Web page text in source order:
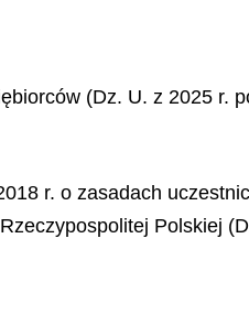
(Dz. U. z 2025 r.
r. o zasadach
Polskiej